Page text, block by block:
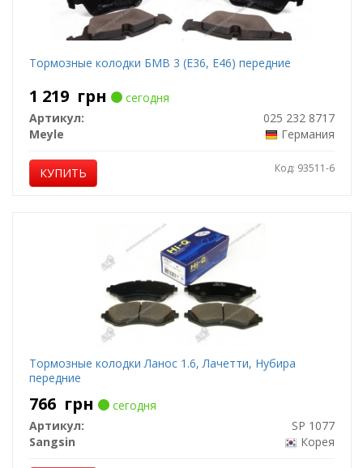
Тормозные колодки БМВ 3 (Е36, Е46) передние
1 219 грн
сегодня
Артикул:
025 232 8717
Meyle
Германия
КУПИТЬ Код: 93511-6
Тормозные колодки Ланос 1.6, Лачетти, Нубира
передние
766 грн
сегодня
Артикул:
SP 1077
Sangsin
Корея